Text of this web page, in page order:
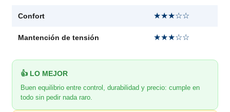
Confort ★★★☆☆
Mantención de tensión ★★★☆☆
👍 LO MEJOR
Buen equilibrio entre control, durabilidad y precio: cumple en
todo sin pedir nada raro.